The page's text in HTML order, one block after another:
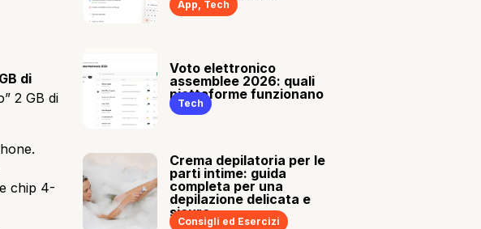
di
2 GB di
chip 4-
App, Tech
Voto elettronico
assemblee 2026: quali
piattaforme funzionano
Tech
Crema depilatoria per le
parti intime: guida
completa per una
depilazione delicata e
sicura
Consigli ed Esercizi